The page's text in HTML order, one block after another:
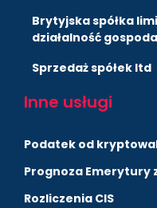
Brytyjska spółka
działalność
Sprzedaż spółek ltd
Inne usługi
Podatek od
Prognoza Emerytury
Rozliczenia CIS